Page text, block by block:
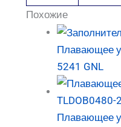
Похожие
Плавающее
5241 GNL
Плавающее